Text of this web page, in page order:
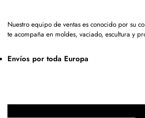
Nuestro equipo de ventas es conocido por su
te acompaña en moldes, vaciado, escultura y
Envíos por toda Europa